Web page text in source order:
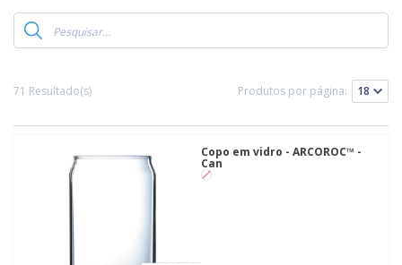
71 Resultado(s) Produtos por página:
Copo em vidro - ARCOROC™ -
Can